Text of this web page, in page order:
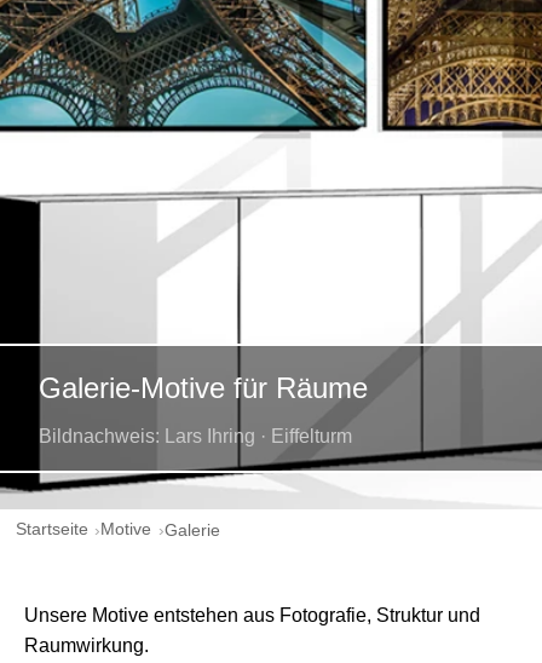
Galerie-Motive für Räume
Bildnachweis: Lars Ihring · Eiffelturm
Startseite Motive Galerie
Unsere Motive entstehen aus Fotografie, Struktur und
Raumwirkung.